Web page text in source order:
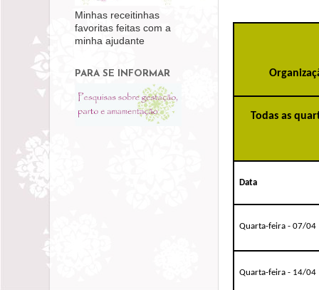
Todas as
Data
Quarta-feira - 07/04
Quarta-feira - 14/04
Minhas receitinhas
favoritas feitas com a
minha ajudante
PARA SE INFORMAR